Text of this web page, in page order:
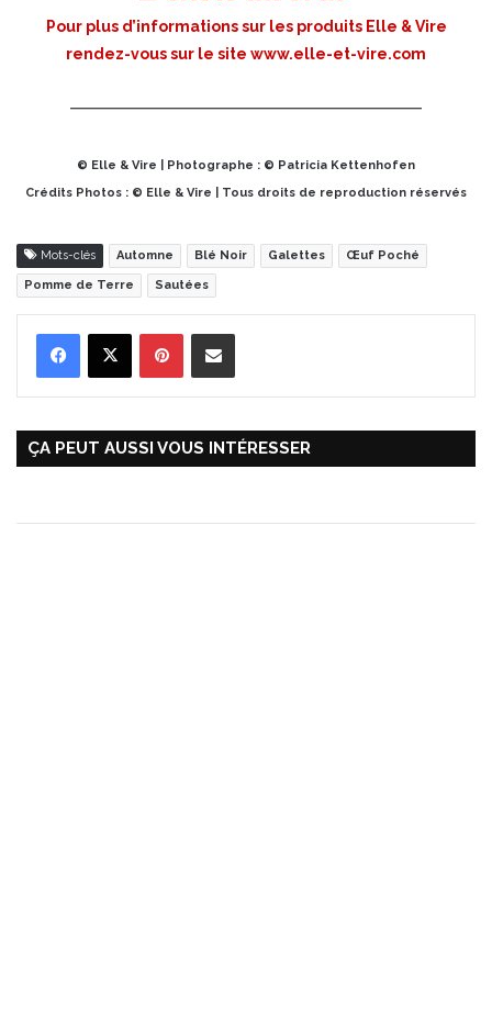
Pour plus d’informations sur les produits Elle & Vire
rendez-vous sur le site www.elle-et-vire.com
© Elle & Vire | Photographe : © Patricia Kettenhofen
Crédits Photos : © Elle & Vire | Tous droits de reproduction réservés
Mots-clés Automne Blé Noir Galettes Œuf Poché
Pomme de Terre Sautées
ÇA PEUT AUSSI VOUS INTÉRESSER